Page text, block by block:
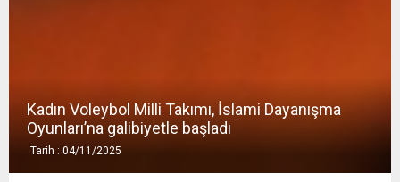
AKadın Voleybol Milli Takımı, İslami Dayanışma
Oyunları’na galibiyetle başladı
Tarih : 04/11/2025